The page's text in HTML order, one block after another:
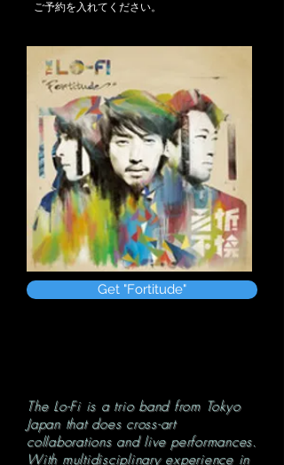
ご予約を入れてください。
Get "Fortitude"
The Lo-Fi is a trio band from Tokyo
Japan that does cross-art
collaborations and live performances.
With multidisciplinary experience in